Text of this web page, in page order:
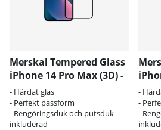
Merskal Tempered Glass
iPhone 14 Pro Max (3D) -
BULK
- Härdat glas
- Perfekt passform
- Rengöringsduk och putsduk
inkluderad
-
-
-